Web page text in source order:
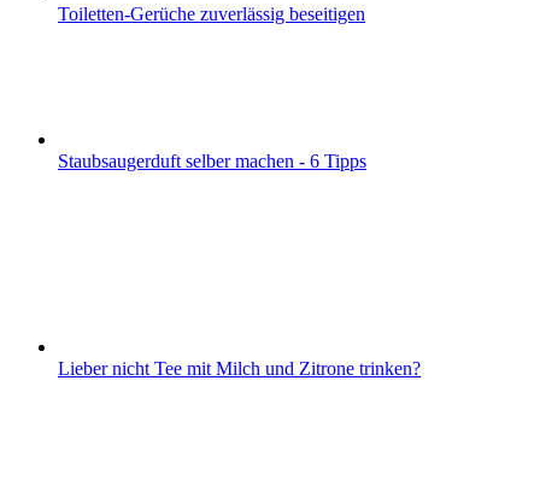
Toiletten-Gerüche zuverlässig beseitigen
Staubsaugerduft selber machen - 6 Tipps
Lieber nicht Tee mit Milch und Zitrone trinken?